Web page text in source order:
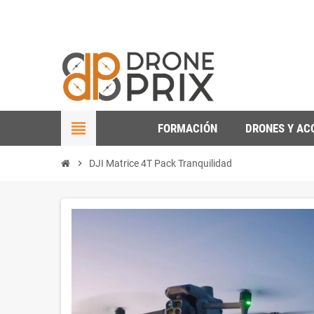
view_headline FORMACIÓN DRONES Y
chevron_right DJI Matrice 4T Pack Tranquilidad